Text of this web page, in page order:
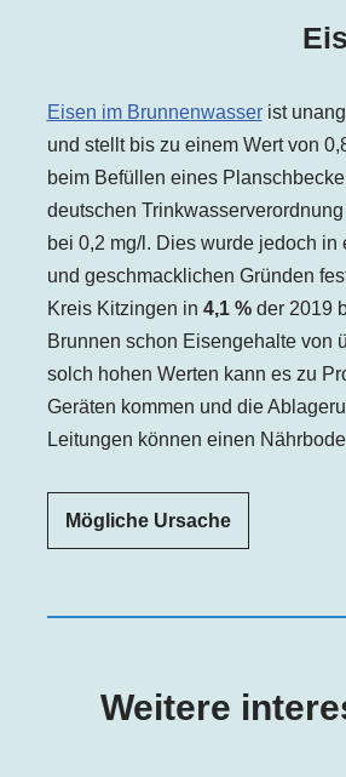
Eisen im Brunnenwasserist
und stellt bis zu einem Wert von
beim Befüllen eines
deutschen
bei 0,2 mg/l. Dies wurde jedoch in
und geschmacklichen Gründen
Kreis Kitzingen in 4,1 %der 2019
Brunnen schon Eisengehalte von
solch hohen Werten kann es zu
Geräten kommen und die
Leitungen können einen
Mögliche Ursache
Weitere